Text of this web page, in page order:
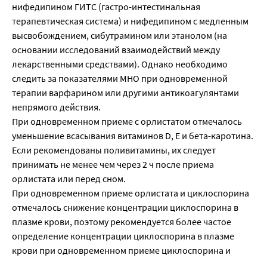
нифедипином ГИТС (гастро-интестинальная
терапевтическая система) и нифедипином с медленным
высвобождением, сибутрамином или этанолом (на
основании исследований взаимодействий между
лекарственными средствами). Однако необходимо
следить за показателями МНO при одновременной
терапии варфарином или другими антикоагулянтами
непрямого действия.
При одновременном приеме с орлистатом отмечалось
уменьшение всасывания витаминов D, Е и бета-каротина.
Если рекомендованы поливитамины, их следует
принимать не менее чем через 2 ч после приема
орлистата или перед сном.
При одновременном приеме орлистата и циклоспорина
отмечалось снижение концентрации циклоспорина в
плазме крови, поэтому рекомендуется более частое
определение концентрации циклоспорина в плазме
крови при одновременном приеме циклоспорина и